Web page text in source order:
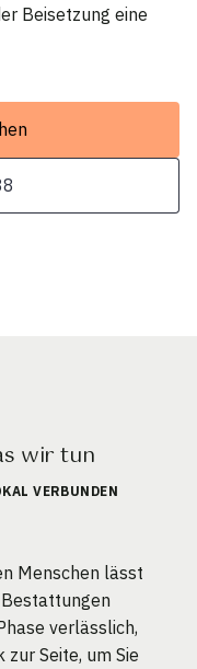
Beisetzung eine
wir tun
VERBUNDEN
Menschen lässt
verlässlich,
Seite, um Sie